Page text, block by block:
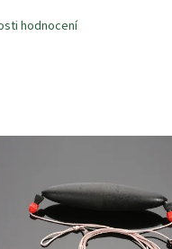
hodnocení